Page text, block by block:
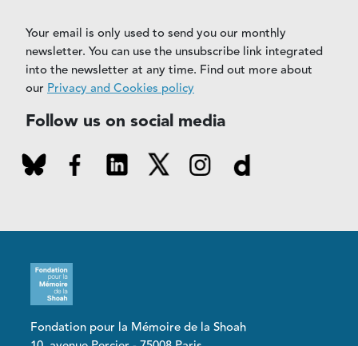
Your email is only used to send you our monthly
newsletter. You can use the unsubscribe link integrated
into the newsletter at any time. Find out more about
our Privacy and Cookies policy
Follow us on social media
Fondation pour la Mémoire de la Shoah